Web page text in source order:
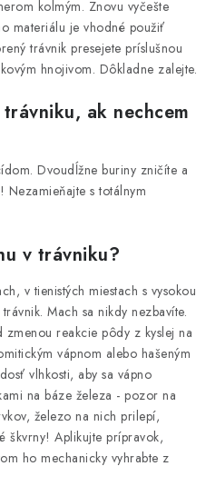
kolmým. Znovu vyčešte
materiálu je vhodné použiť
trávnik presejete príslušnou
hnojivom. Dôkladne zalejte.
ak nechcem
Dvoudĺžne buriny zničíte a
Nezamieňajte s totálnym
v trávniku?
v tienistých miestach s vysokou
Mach sa nikdy nezbavíte.
reakcie pôdy z kyslej na
vápnom alebo hašeným
vlhkosti, aby sa vápno
na báze železa - pozor na
železo na nich prilepí,
škvrny! Aplikujte prípravok,
ho mechanicky vyhrabte z